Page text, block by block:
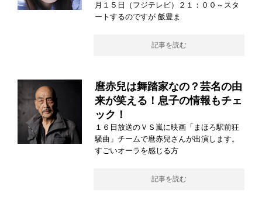
月１５日（フジテレビ）２１：００～スタ
ートするのですが 飯豊ま
記事を読む
麿赤兒は舞踏家なの？芸名の由
来が笑える！息子の情報もチェ
ック！
１６日放送のＶＳ嵐に映画「まほろ駅前狂
騒曲」チームで麿赤兒さんが出演します。
すごいオーラを感じる方
記事を読む